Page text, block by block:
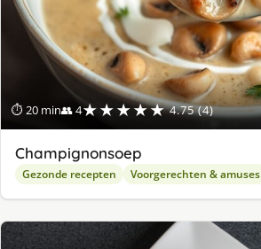
⏱ 20 min👥 4★★★★★ 4.75 (4)
Champignonsoep
Gezonde recepten Voorgerechten & amuses